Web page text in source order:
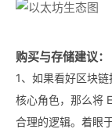
购买与存储建议：
1、如果看好区块
核心角色，那么将
合理的逻辑。着眼